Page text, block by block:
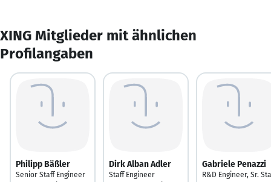
XING Mitglieder mit ähnlichen
Profilangaben
Philipp Bäßler
Senior Staff Engineer
Dirk Alban Adler
Staff Engineer
Gabriele Penazzi
R&D Engineer, Sr.